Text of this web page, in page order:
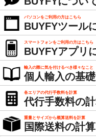
パソコンをご利用の方はこちら
BUYFYツール
スマートフォンをご利用の方はこちら
BUYFYアプリ
輸入の際に気を付けるべき様々なこと
個人輸入の基
各エリアの代行手数料を計算
代行手数料の
重量とサイズから概算送料を計算
国際送料の計算